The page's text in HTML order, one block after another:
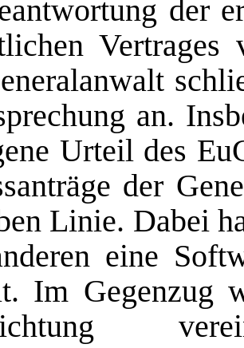
der
Vertrages
an.
Urteil des
der
Linie. Dabei
eine
Im Gegenzug